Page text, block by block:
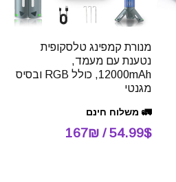
מנורת קמפינג טלסקופית
נטענת עם מעמד,
12000mAh, כולל RGB ובסיס
מגנטי
🚛 משלוח חינם
54.99$ / 167₪